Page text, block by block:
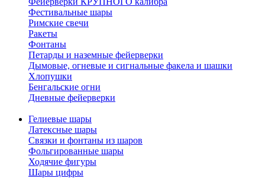
Фестивальные шары
Римские свечи
Ракеты
Фонтаны
Петарды и наземные фейерверки
Дымовые, огневые и сигнальные факела и шашки
Хлопушки
Бенгальские огни
Дневные фейерверки
Гелиевые шары
Латексные шары
Связки и фонтаны из шаров
Фольгированные шары
Ходячие фигуры
Шары цифры